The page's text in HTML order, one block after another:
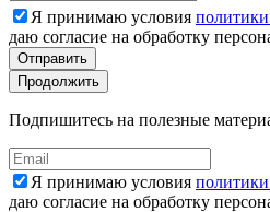
Я принимаю условия
даю согласие на обработку
Отправить
Продолжить
Подпишитесь на полезные
Я принимаю условия
даю согласие на обработку